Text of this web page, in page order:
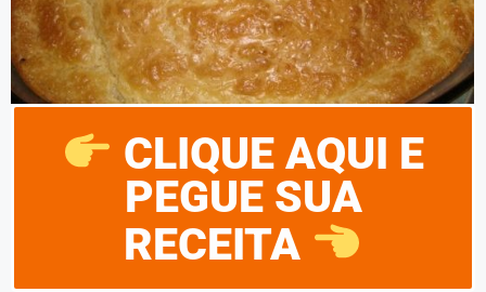
CLIQUE AQUI E
PEGUE SUA
RECEITA